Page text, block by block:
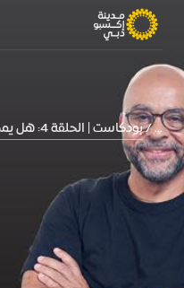
... بودكاست | الحلقة 4: هل يمكن للآلات أن ته...